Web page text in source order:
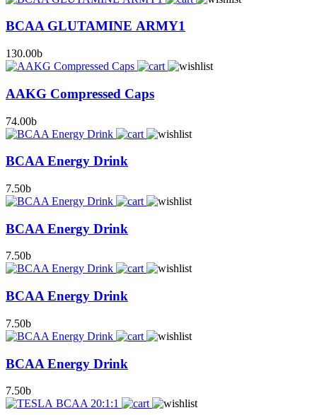
BCAA GLUTAMINE ARMY1
130.00b
AAKG Compressed Caps
74.00b
BCAA Energy Drink
7.50b
BCAA Energy Drink
7.50b
BCAA Energy Drink
7.50b
BCAA Energy Drink
7.50b